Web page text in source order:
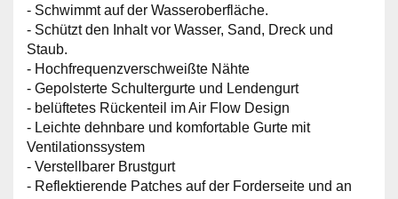
- Schwimmt auf der Wasseroberfläche.
- Schützt den Inhalt vor Wasser, Sand, Dreck und
Staub.
- Hochfrequenzverschweißte Nähte
- Gepolsterte Schultergurte und Lendengurt
- belüftetes Rückenteil im Air Flow Design
- Leichte dehnbare und komfortable Gurte mit
Ventilationssystem
- Verstellbarer Brustgurt
- Reflektierende Patches auf der Forderseite und an